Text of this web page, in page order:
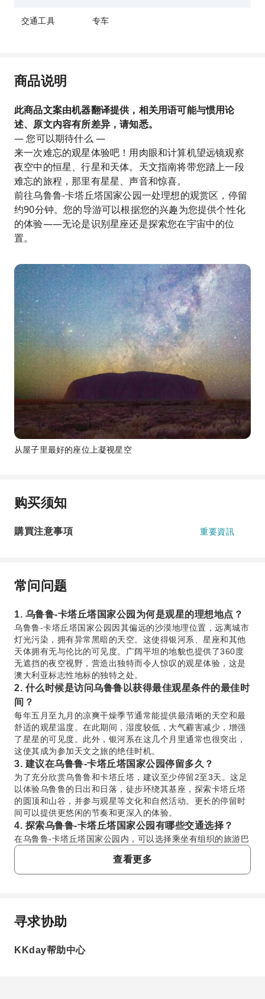
交通工具 专车
商品说明
此商品文案由机器翻译提供，相关用语可能与惯用论
述、原文内容有所差异，请知悉。
— 您可以期待什么 —
来一次难忘的观星体验吧！用肉眼和计算机望远镜观察
夜空中的恒星、行星和天体。天文指南将带您踏上一段
难忘的旅程，那里有星星、声音和惊喜。
前往乌鲁鲁-卡塔丘塔国家公园一处理想的观赏区，停留
约90分钟。您的导游可以根据您的兴趣为您提供个性化
的体验——无论是识别星座还是探索您在宇宙中的位
置。
从屋子里最好的座位上凝视星空
购买须知
購買注意事項 重要資訊
常问问题
1. 乌鲁鲁-卡塔丘塔国家公园为何是观星的理想地点？
乌鲁鲁-卡塔丘塔国家公园因其偏远的沙漠地理位置，远离城市
灯光污染，拥有异常黑暗的天空。这使得银河系、星座和其他
天体拥有无与伦比的可见度。广阔平坦的地貌也提供了360度
无遮挡的夜空视野，营造出独特而令人惊叹的观星体验，这是
澳大利亚标志性地标的独特之处。
2. 什么时候是访问乌鲁鲁以获得最佳观星条件的最佳时
间？
每年五月至九月的凉爽干燥季节通常能提供最清晰的天空和最
舒适的观星温度。在此期间，湿度较低，大气霾害减少，增强
了星星的可见度。此外，银河系在这几个月里通常也很突出，
这使其成为参加天文之旅的绝佳时机。
3. 建议在乌鲁鲁-卡塔丘塔国家公园停留多久？
为了充分欣赏乌鲁鲁和卡塔丘塔，建议至少停留2至3天。这足
以体验乌鲁鲁的日出和日落，徒步环绕其基座，探索卡塔丘塔
的圆顶和山谷，并参与观星等文化和自然活动。更长的停留时
间可以提供更悠闲的节奏和更深入的体验。
4. 探索乌鲁鲁-卡塔丘塔国家公园有哪些交通选择？
在乌鲁鲁-卡塔丘塔国家公园内，可以选择乘坐有组织的旅游巴
士、私人车辆，有时也有往返于艾尔斯岩度假村和主要观景点
之间的班车服务。许多旅游项目，如乌鲁鲁天文之旅，包含从
当地酒店往返接送，提供了一种便捷的方式进入公园并参与活
需要遵守？
是的，有一些特定的指南。虽然通常允许拍摄乌鲁鲁的普通照
有文化意义的区域，被标记为“禁止拍照”区。这是为了保护圣
查看更多
常问问题
1. 乌鲁鲁-卡塔丘塔国家公园为何是观星的理想地
寻求协助
KKday帮助中心